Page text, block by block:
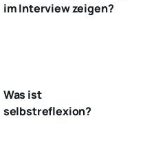
im Interview zeigen?
Was ist
selbstreflexion?